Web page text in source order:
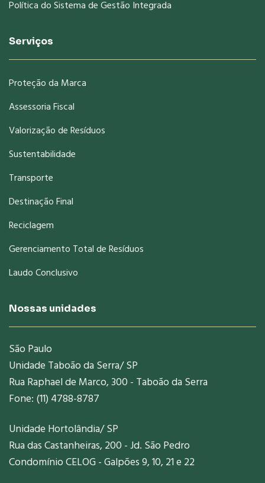
Política do Sistema de Gestão Integrada
Serviços
Proteção da Marca
Assessoria Fiscal
Valorização de Resíduos
Sustentabilidade
Transporte
Destinação Final
Reciclagem
Gerenciamento Total de Resíduos
Laudo Conclusivo
Nossas unidades
São Paulo
Unidade Taboão da Serra/ SP
Rua Raphael de Marco, 300 - Taboão da Serra
Fone: (11) 4788-8787
Unidade Hortolândia/ SP
Rua das Castanheiras, 200 - Jd. São Pedro
Condomínio CELOG - Galpões 9, 10, 21 e 22